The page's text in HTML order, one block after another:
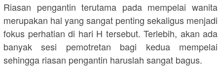
Riasan pengantin terutama pada mempelai wanita
merupakan hal yang sangat penting sekaligus menjadi
fokus perhatian di hari H tersebut. Terlebih, akan ada
banyak sesi pemotretan bagi kedua mempelai
sehingga riasan pengantin haruslah sangat bagus.